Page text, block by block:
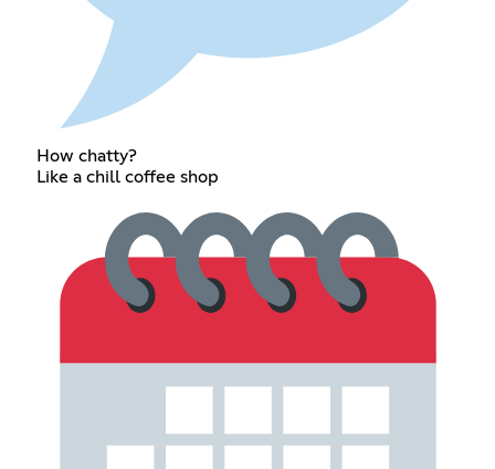
How chatty?
Like a chill coffee shop